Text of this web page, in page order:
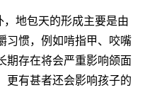
地包天的形成主要是由
习惯，例如啃指甲、咬嘴
期存在将会严重影响颌面
更有甚者还会影响孩子的